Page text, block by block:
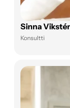
Sinna
Konsultti